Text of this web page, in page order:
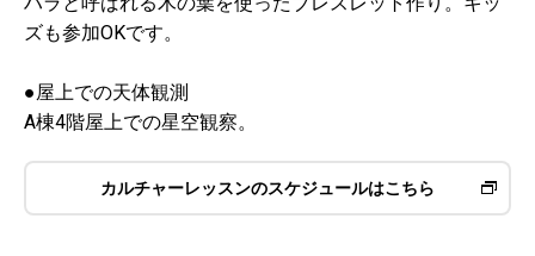
ズも参加OKです。
●屋上での天体観測
A棟4階屋上での星空観察。
カルチャーレッスンのスケジュールはこちら